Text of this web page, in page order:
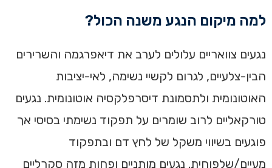
למה מיקום הנגע משנה הכול?
נגעים צוואריים עלולים לערב את דיאפרגמה והשרירים
הבין-צלעיים, לגרום לקשיי נשימה, לאי-יציבות
האוטונומית ולתסמונת דיסרפלקסיה אוטונומית. נגעים
טורקאליים לרוב שומרים על תפקוד נשימתי בסיסי אך
פוגעים בשיווי משקל של לחץ דם ובתפקוד
מעיים/שלפוחית. נגעים מותניים ופחות מזה סקרליים